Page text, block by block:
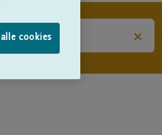
×
cookies